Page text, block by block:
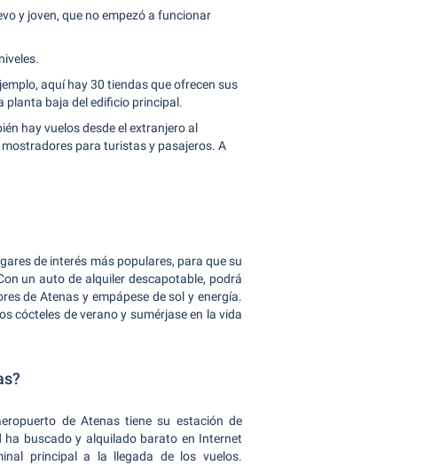
y joven, que no empezó a funcionar
aquí hay 30 tiendas que ofrecen sus
planta baja del edificio principal.
hay vuelos desde el extranjero al
para turistas y pasajeros. A
de interés más populares, para que su
un auto de alquiler descapotable, podrá
de Atenas y empápese de sol y energía.
cócteles de verano y sumérjase en la vida
de Atenas tiene su estación de
ha buscado y alquilado barato en Internet
principal a la llegada de los vuelos.